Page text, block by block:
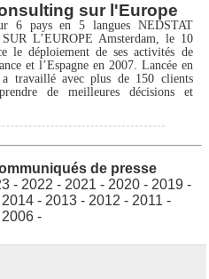
sur l'Europe
6 pays en 5 langues NEDSTAT
L’EUROPE Amsterdam, le 10
le déploiement de ses activités de
et l’Espagne en 2007. Lancée en
travaillé avec plus de 150 clients
de meilleures décisions et
de presse
- 2022 - 2021 - 2020 - 2019 -
2014 - 2013 - 2012 - 2011 -
2006 -